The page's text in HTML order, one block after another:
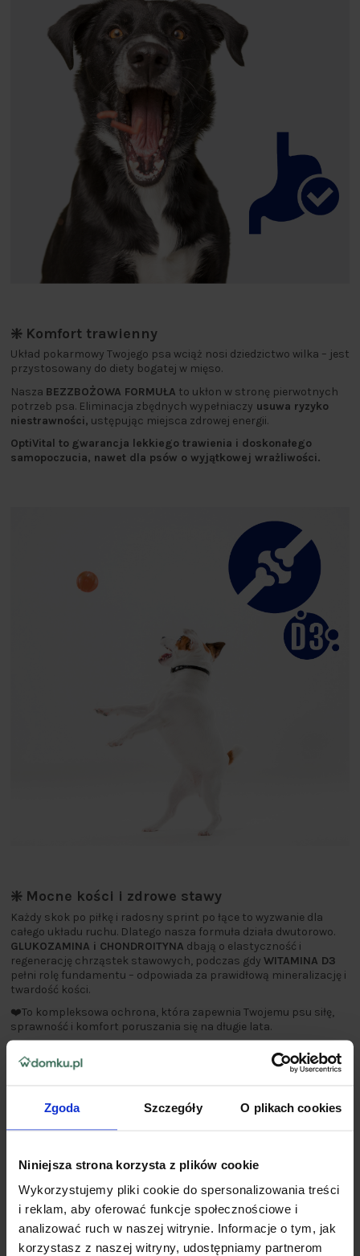
Zgoda Szczegóły O plikach cookies
Niniejsza strona korzysta z plików cookie
Wykorzystujemy pliki cookie do spersonalizowania treści
i reklam, aby oferować funkcje społecznościowe i
analizować ruch w naszej witrynie. Informacje o tym, jak
korzystasz z naszej witryny, udostępniamy partnerom
❇️ Komfort trawienny
Układ pokarmowy Twojego psa wciąż nosi dziedzictwo wilka – jest
przystosowany do diety bogatej w mięso.
Nasza BEZZBOŻOWA FORMUŁA to ukłon w stronę pierwotnych
potrzeb psa. Eliminacja zbędnych wypełniaczy usuwa ryzyko
niestrawności, ustępując miejsca zdrowej energii.
OptiVital to gwarancja lekkiego trawienia i doskonałego
samopoczucia, nawet dla psów o wyjątkowej wrażliwości.
❇️ Mocne kości i zdrowe stawy
Każdy skok po piłkę i radosny sprint po łące to wyzwanie dla
całego układu ruchu. Dlatego nasza formuła działa dwutorowo.
GLUKOZAMINA i CHONDROITYNA dbają o elastyczność i
regenerację chrząstek stawowych, podczas gdy WITAMINA D3
pełni rolę fundamentu – odpowiada za prawidłową mineralizację i
twardość kości.
❤️To kompleksowa ochrona, która zapewnia Twojemu psu siłę,
sprawność i komfort poruszania się na długie lata.